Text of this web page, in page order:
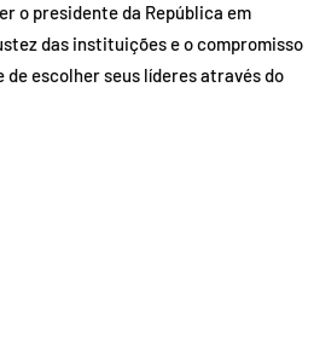
o presidente da República em
das instituições e o compromisso
escolher seus líderes através do